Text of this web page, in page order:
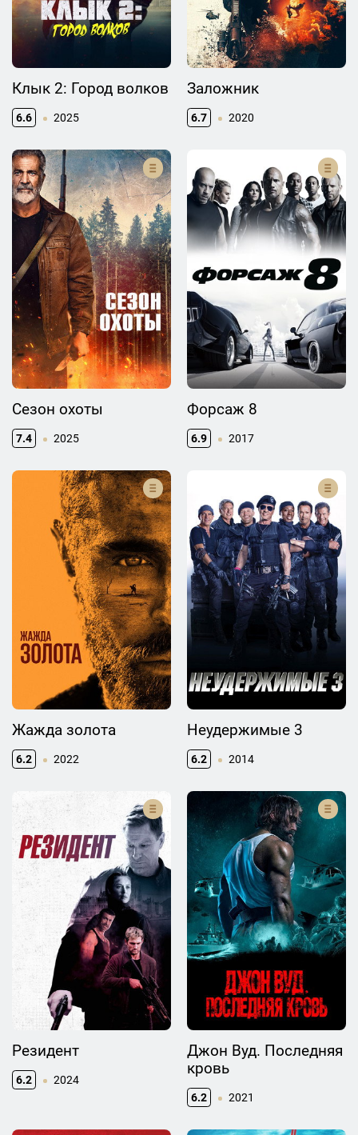
Клык 2: Город волков
6.6 2025
Заложник
6.7 2020
Сезон охоты
7.4 2025
Форсаж 8
6.9 2017
Жажда золота
6.2 2022
Неудержимые 3
6.2 2014
Резидент
6.2 2024
Джон Вуд. Последняя
кровь
6.2 2021